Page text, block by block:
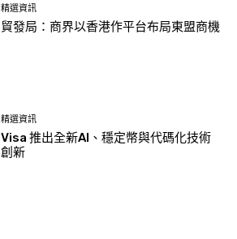
精選資訊
貿發局：商界以香港作平台布局東盟商機
精選資訊
Visa 推出全新AI、穩定幣與代碼化技術
創新